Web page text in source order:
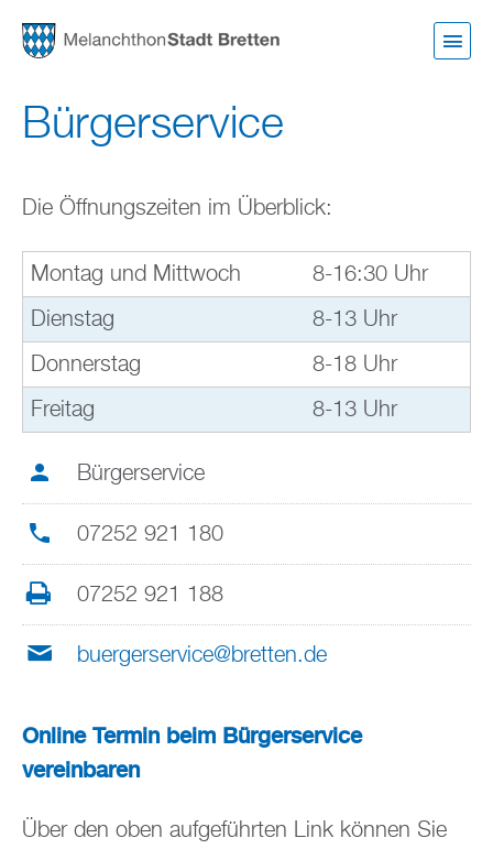
Bürgerservice
Die Öffnungszeiten im Überblick:
Montag und Mittwoch 8-16:30 Uhr
Dienstag 8-13 Uhr
Donnerstag 8-18 Uhr
Freitag 8-13 Uhr
Bürgerservice
07252 921 180
07252 921 188
buergerservice@bretten.de
Online Termin beim Bürgerservice
vereinbaren
Über den oben aufgeführten Link können Sie